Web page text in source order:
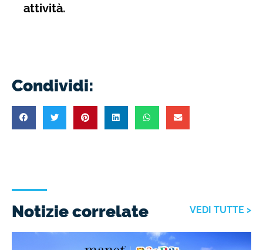
attività.
Condividi:
Notizie correlate VEDI TUTTE >